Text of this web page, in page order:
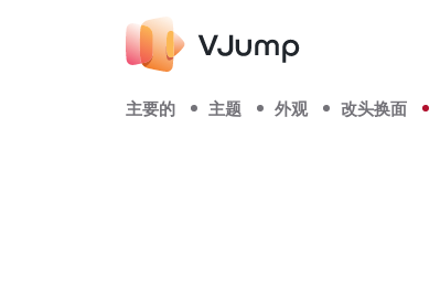
主要的 主题 外观 改头换面